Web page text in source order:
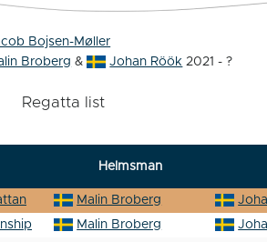
Bojsen-Møller
Broberg & Johan Röök 2021 - ?
Regatta list
Helmsman
Malin Broberg
Malin Broberg